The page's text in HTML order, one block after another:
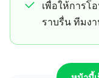
เพื่อให้การโ
ราบรื่น ทีมง